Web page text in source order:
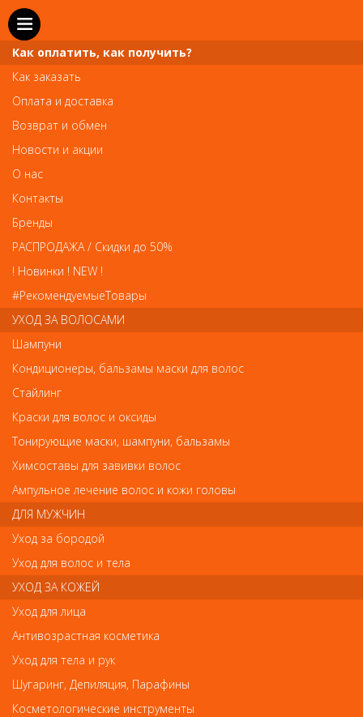
SEO
Щипцы-выпрямители для волос CERAMIC BASE
Щипцы-выпрямители для волос CERAMIC
BASE
Арт.03-7728
1 930р.-
В закладки Как оплатить? Как получить?
Щипцы снабжены керамическими пластинами. Работают в
четырех режимах температуры: 140, 160, 180, 210 градусов.
Рабочие полотна щипцов размером 27х90 мм. Мощность
инструмента 65 Вт.
Как оплатить, как получить?
Как заказать
Оплата и доставка
Возврат и обмен
Новости и акции
О нас
Контакты
Бренды
РАСПРОДАЖА / Скидки до 50%
! Новинки ! NEW !
#РекомендуемыеТовары
УХОД ЗА ВОЛОСАМИ
Шампуни
Кондиционеры, бальзамы маски для волос
Стайлинг
Краски для волос и оксиды
Тонирующие маски, шампуни, бальзамы
Химсоставы для завивки волос
Ампульное лечение волос и кожи головы
ДЛЯ МУЖЧИН
Уход за бородой
Уход для волос и тела
УХОД ЗА КОЖЕЙ
Уход для лица
Антивозрастная косметика
Уход для тела и рук
Шугаринг, Депиляция, Парафины
Косметологические инструменты